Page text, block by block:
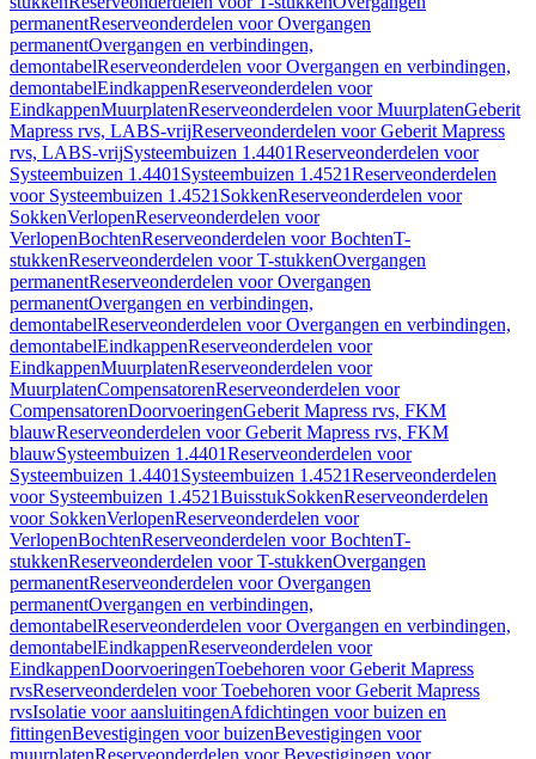
permanentReserveonderdelen voor Overgangen
permanentOvergangen en verbindingen,
demontabelReserveonderdelen voor Overgangen en verbindingen,
demontabelEindkappenReserveonderdelen voor
EindkappenMuurplatenReserveonderdelen voor MuurplatenGeberit
Mapress rvs, LABS-vrijReserveonderdelen voor Geberit Mapress
rvs, LABS-vrijSysteembuizen 1.4401Reserveonderdelen voor
Systeembuizen 1.4401 Systeembuizen 1.4521Reserveonderdelen
voor Systeembuizen 1.4521 SokkenReserveonderdelen voor
SokkenVerlopenReserveonderdelen voor
VerlopenBochtenReserveonderdelen voor BochtenT-
stukkenReserveonderdelen voor T-stukkenOvergangen
permanentReserveonderdelen voor Overgangen
permanentOvergangen en verbindingen,
demontabelReserveonderdelen voor Overgangen en verbindingen,
demontabelEindkappenReserveonderdelen voor
EindkappenMuurplatenReserveonderdelen voor
MuurplatenCompensatorenReserveonderdelen voor
CompensatorenDoorvoeringenGeberit Mapress rvs, FKM
blauwReserveonderdelen voor Geberit Mapress rvs, FKM
blauwSysteembuizen 1.4401Reserveonderdelen voor
Systeembuizen 1.4401 Systeembuizen 1.4521Reserveonderdelen
voor Systeembuizen 1.4521BuisstukSokkenReserveonderdelen
voor SokkenVerlopenReserveonderdelen voor
VerlopenBochtenReserveonderdelen voor BochtenT-
stukkenReserveonderdelen voor T-stukkenOvergangen
permanentReserveonderdelen voor Overgangen
permanentOvergangen en verbindingen,
demontabelReserveonderdelen voor Overgangen en verbindingen,
demontabelEindkappenReserveonderdelen voor
EindkappenDoorvoeringenToebehoren voor Geberit Mapress
rvsReserveonderdelen voor Toebehoren voor Geberit Mapress
rvsIsolatie voor aansluitingenAfdichtingen voor buizen en
fittingenBevestigingen voor buizenBevestigingen voor
muurplatenReserveonderdelen voor Bevestigingen voor